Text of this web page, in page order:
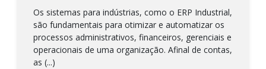
Os sistemas para indústrias, como o ERP Industrial,
são fundamentais para otimizar e automatizar os
processos administrativos, financeiros, gerenciais e
operacionais de uma organização. Afinal de contas,
as (...)